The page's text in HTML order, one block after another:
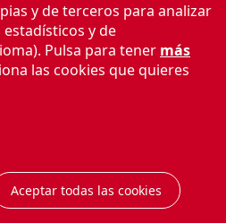
y de terceros para analizar
y de
Pulsa para tener más
las cookies que quieres
Aceptar todas las cookies